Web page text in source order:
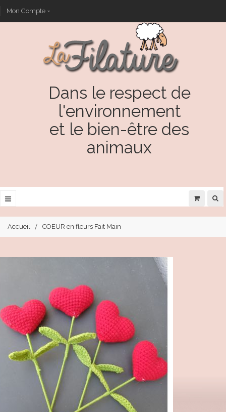
Mon Compte
Dans le respect de
l'environnement
et le bien-être des
animaux
Accueil COEUR en fleurs Fait Main